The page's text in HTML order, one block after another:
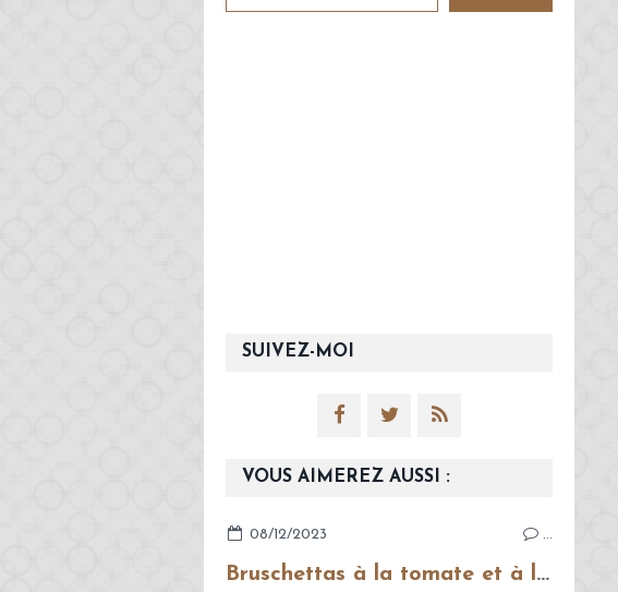
SUIVEZ-MOI
VOUS AIMEREZ AUSSI :
08/12/2023 …
Bruschettas à la tomate et à la mozzarella